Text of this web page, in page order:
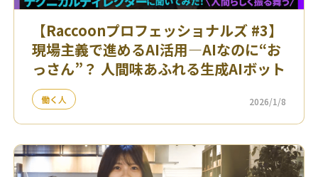
【Raccoonプロフェッショナルズ #3】
現場主義で進めるAI活用—AIなのに“お
っさん”？ 人間味あふれる生成AIボット
働く人 2026/1/8